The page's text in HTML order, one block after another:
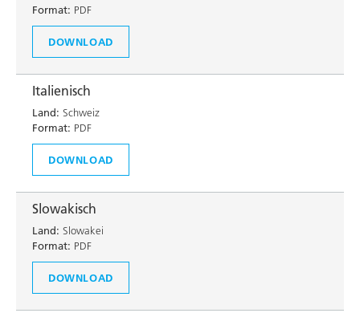
Format: PDF
DOWNLOAD
Italienisch
Land: Schweiz
Format: PDF
DOWNLOAD
Slowakisch
Land: Slowakei
Format: PDF
DOWNLOAD